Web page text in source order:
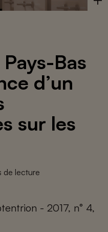
Bas
d’un
sur les
de lecture
- 2017, n° 4,